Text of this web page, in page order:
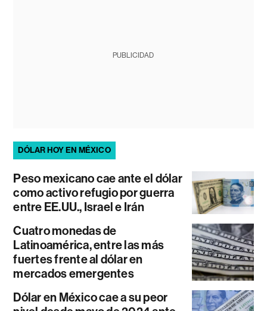
PUBLICIDAD
DÓLAR HOY EN MÉXICO
Peso mexicano cae ante el dólar
como activo refugio por guerra
entre EE.UU., Israel e Irán
Cuatro monedas de
Latinoamérica, entre las más
fuertes frente al dólar en
mercados emergentes
Dólar en México cae a su peor